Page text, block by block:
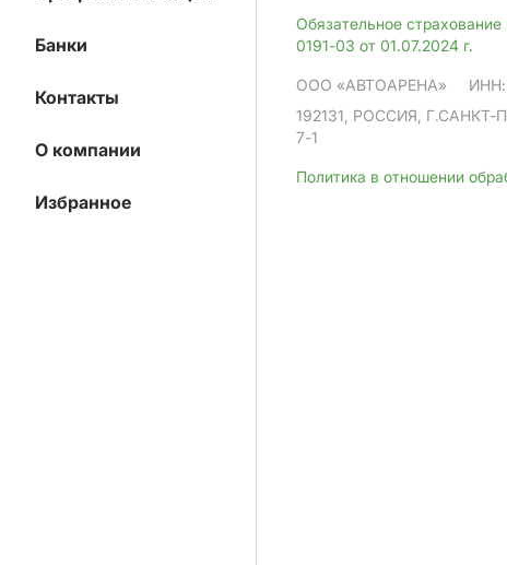
Банки
Контакты
О компании
Избранное
Обязательное
0191-03 от 01.07.2024 г.
ООО «АВТОАРЕНА» ИНН:
192131, РОССИЯ,
7-1
Политика в отношении